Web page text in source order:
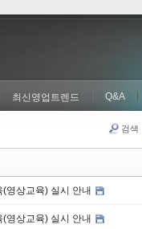
최신영업트렌드 Q&A
검색
영상교육) 실시 안내
영상교육) 실시 안내